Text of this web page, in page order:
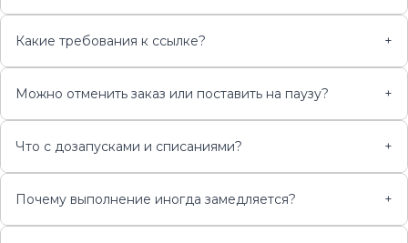
Какие требования к ссылке? +
Можно отменить заказ или поставить на паузу? +
Что с дозапусками и списаниями? +
Почему выполнение иногда замедляется? +